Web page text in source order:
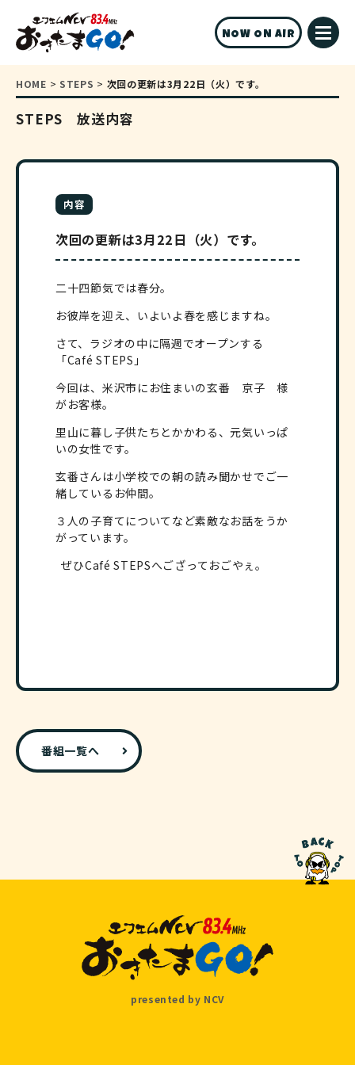
NOW ON AIR
HOME > STEPS > 次回の更新は3月22日（火）です。
STEPS 放送内容
内容
次回の更新は3月22日（火）です。
二十四節気では春分。
お彼岸を迎え、いよいよ春を感じますね。
さて、ラジオの中に隔週でオープンする
「Café STEPS」
今回は、米沢市にお住まいの玄番 京子 様
がお客様。
里山に暮し子供たちとかかわる、元気いっぱ
いの女性です。
玄番さんは小学校での朝の読み聞かせでご一
緒しているお仲間。
３人の子育てについてなど素敵なお話をうか
がっています。
ぜひCafé STEPSへござっておごやぇ。
番組一覧へ
presented by NCV